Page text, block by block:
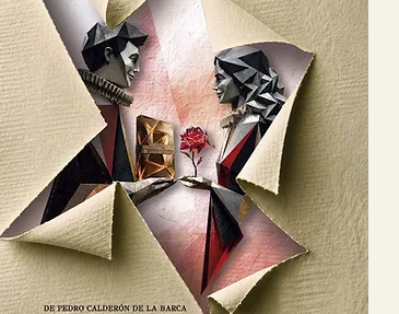
Corral de comedias de Almagro